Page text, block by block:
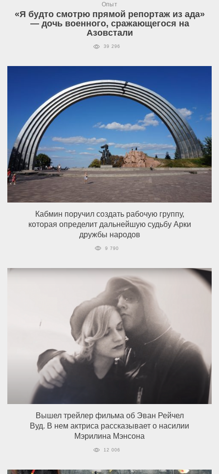
Опыт
«Я будто смотрю прямой репортаж из ада»
— дочь военного, сражающегося на
Азовстали
39 296
Кабмин поручил создать рабочую группу,
которая определит дальнейшую судьбу Арки
дружбы народов
9 790
Вышел трейлер фильма об Эван Рейчел
Вуд. В нем актриса рассказывает о насилии
Мэрилина Мэнсона
12 006